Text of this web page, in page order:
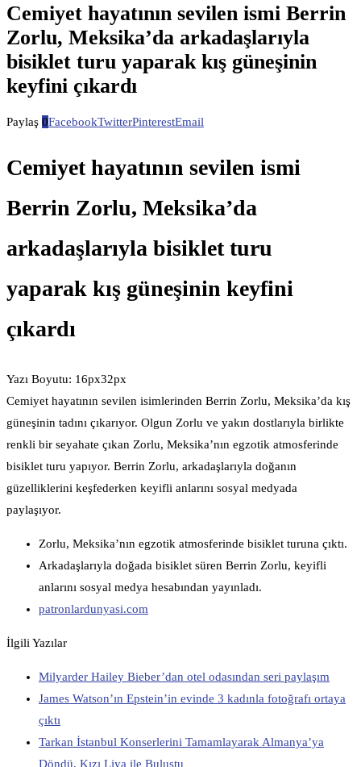
Cemiyet hayatının sevilen ismi Berrin
Zorlu, Meksika’da arkadaşlarıyla
bisiklet turu yaparak kış güneşinin
keyfini çıkardı
Paylaş 0FacebookTwitterPinterestEmail
Cemiyet hayatının sevilen ismi
Berrin Zorlu, Meksika’da
arkadaşlarıyla bisiklet turu
yaparak kış güneşinin keyfini
çıkardı
Yazı Boyutu: 16px32px
Cemiyet hayatının sevilen isimlerinden Berrin Zorlu, Meksika’da kış
güneşinin tadını çıkarıyor. Olgun Zorlu ve yakın dostlarıyla birlikte
renkli bir seyahate çıkan Zorlu, Meksika’nın egzotik atmosferinde
bisiklet turu yapıyor. Berrin Zorlu, arkadaşlarıyla doğanın
güzelliklerini keşfederken keyifli anlarını sosyal medyada
paylaşıyor.
Zorlu, Meksika’nın egzotik atmosferinde bisiklet turuna çıktı.
Arkadaşlarıyla doğada bisiklet süren Berrin Zorlu, keyifli
anlarını sosyal medya hesabından yayınladı.
patronlardunyasi.com
İlgili Yazılar
Milyarder Hailey Bieber’dan otel odasından seri paylaşım
James Watson’ın Epstein’in evinde 3 kadınla fotoğrafı ortaya
çıktı
Tarkan İstanbul Konserlerini Tamamlayarak Almanya’ya
Döndü, Kızı Liya ile Buluştu